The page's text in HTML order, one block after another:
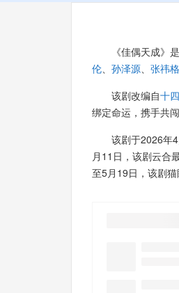
《佳偶天成》
伦
孙泽源 张祎格
该剧改编自十
绑定命运，携手共
该剧于2026年
月11日，该剧云合
至5月19日，该剧